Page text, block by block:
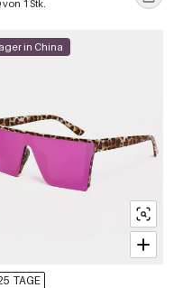
von 1 Stk.
in China
TAGE